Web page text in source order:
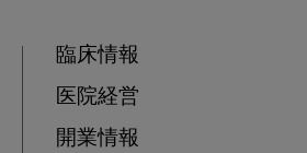
臨床情報
医院経営
開業情報